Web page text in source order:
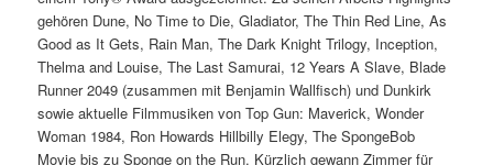
gehören Dune, No Time to Die, Gladiator, The Thin Red Line, As
Good as It Gets, Rain Man, The Dark Knight Trilogy, Inception,
Thelma and Louise, The Last Samurai, 12 Years A Slave, Blade
Runner 2049 (zusammen mit Benjamin Wallfisch) und Dunkirk
sowie aktuelle Filmmusiken von Top Gun: Maverick, Wonder
Woman 1984, Ron Howards Hillbilly Elegy, The SpongeBob
Movie bis zu Sponge on the Run. Kürzlich gewann Zimmer für